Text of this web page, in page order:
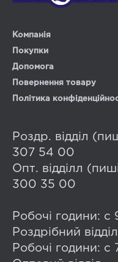
Компанія
Покупки
Допомога
Повернення товару
Політика
Роздр. відділ
307 54 00
Опт. відділл
300 35 00
Робочі години: с
Роздрібний відділ
Робочі години: